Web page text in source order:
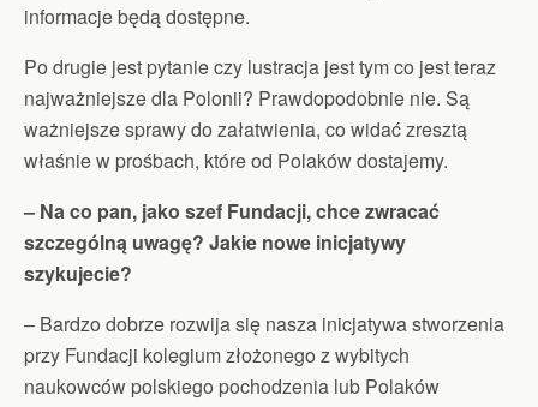
informacje będą dostępne.
Po drugie jest pytanie czy lustracja jest tym co jest teraz
najważniejsze dla Polonii? Prawdopodobnie nie. Są
ważniejsze sprawy do załatwienia, co widać zresztą
właśnie w prośbach, które od Polaków dostajemy.
– Na co pan, jako szef Fundacji, chce zwracać
szczególną uwagę? Jakie nowe inicjatywy
szykujecie?
– Bardzo dobrze rozwija się nasza inicjatywa stworzenia
przy Fundacji kolegium złożonego z wybitych
naukowców polskiego pochodzenia lub Polaków